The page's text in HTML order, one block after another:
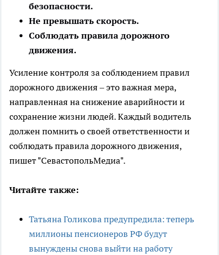
безопасности.
Не превышать скорость.
Соблюдать правила дорожного
движения.
Усиление контроля за соблюдением правил
дорожного движения – это важная мера,
направленная на снижение аварийности и
сохранение жизни людей. Каждый водитель
должен помнить о своей ответственности и
соблюдать правила дорожного движения,
пишет "СевастопольМедиа".
Читайте также:
Татьяна Голикова предупредила: теперь
миллионы пенсионеров РФ будут
вынуждены снова выйти на работу